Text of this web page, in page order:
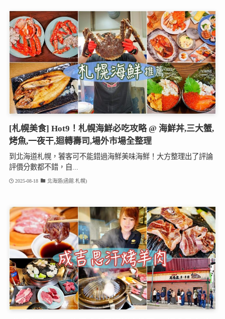
[札幌美食] Hot9！札幌海鮮必吃攻略 @ 海鮮丼,三大蟹,
烤魚,一夜干,迴轉壽司,場外市場全整理
到北海道札幌，饕客可不能錯過海鮮美味海鮮！大方整理出了評論
評價分數都不錯，自...
2025-08-18 北海道(函館.札幌)